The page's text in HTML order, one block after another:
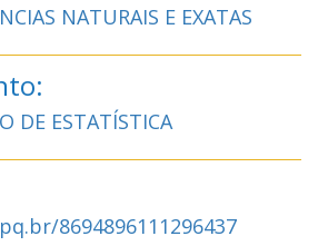
NATURAIS E EXATAS
DE ESTATÍSTICA
8694896111296437